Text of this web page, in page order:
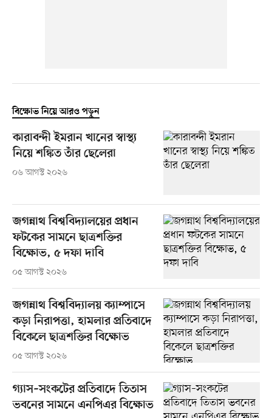
বিক্ষোভ নিয়ে আরও পড়ুন
কারাবন্দী ইমরান খানের স্বাস্থ্য
নিয়ে শঙ্কিত তাঁর ছেলেরা
০৬ আগস্ট ২০২৬
জগন্নাথ বিশ্ববিদ্যালয়ের প্রধান
ফটকের সামনে ছাত্রশক্তির
বিক্ষোভ, ৫ দফা দাবি
০৫ আগস্ট ২০২৬
জগন্নাথ বিশ্ববিদ্যালয় ক্যাম্পাসে
কড়া নিরাপত্তা, হামলার প্রতিবাদে
বিকেলে ছাত্রশক্তির বিক্ষোভ
০৫ আগস্ট ২০২৬
গ্যাস–সংকটের প্রতিবাদে তিতাস
ভবনের সামনে এনপিএর বিক্ষোভ